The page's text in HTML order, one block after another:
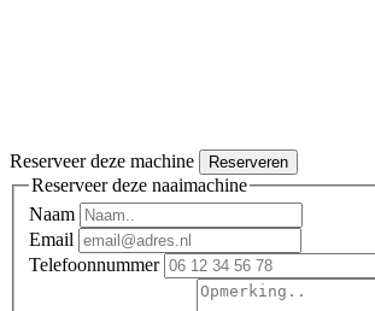
Reserveer deze machine Reserveren
Reserveer deze naaimachine
Naam
Email
Telefoonnummer